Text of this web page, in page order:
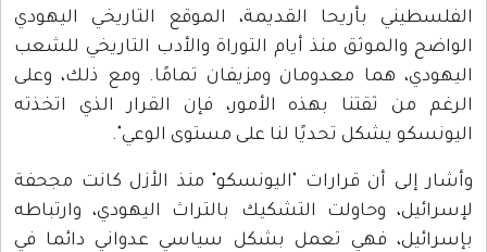
الفلسطيني بأريحا القديمة، الموقع التاريخي اليهودي
الواضح والموثق منذ أيام التوراة والأدب التاريخي للشعب
اليهودي، هما معدومان ومزيفان تمامًا. ومع ذلك، وعلى
الرغم من ثقتنا بهذه الأمور، فإن القرار الذي اتخذته
اليونسكو يشكل تحديًا لنا على مستوى الوعي".
وأشار إلى أن قرارات "اليونسكو" منذ الأزل كانت مجحفة
لإسرائيل، وحاولت التشكيك بالتراث اليهودي، وارتباطه
بإسرائيل، فهي تعمل بشكل سياسي عدواني دائما في